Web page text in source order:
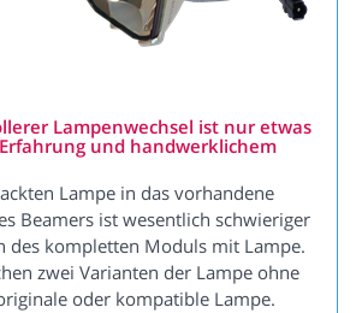
Lampenwechsel ist nur etwas
und handwerklichem
Lampe in das vorhandene
Beamers ist wesentlich schwieriger
des kompletten Moduls mit Lampe.
zwei Varianten der Lampe ohne
oder kompatible Lampe.